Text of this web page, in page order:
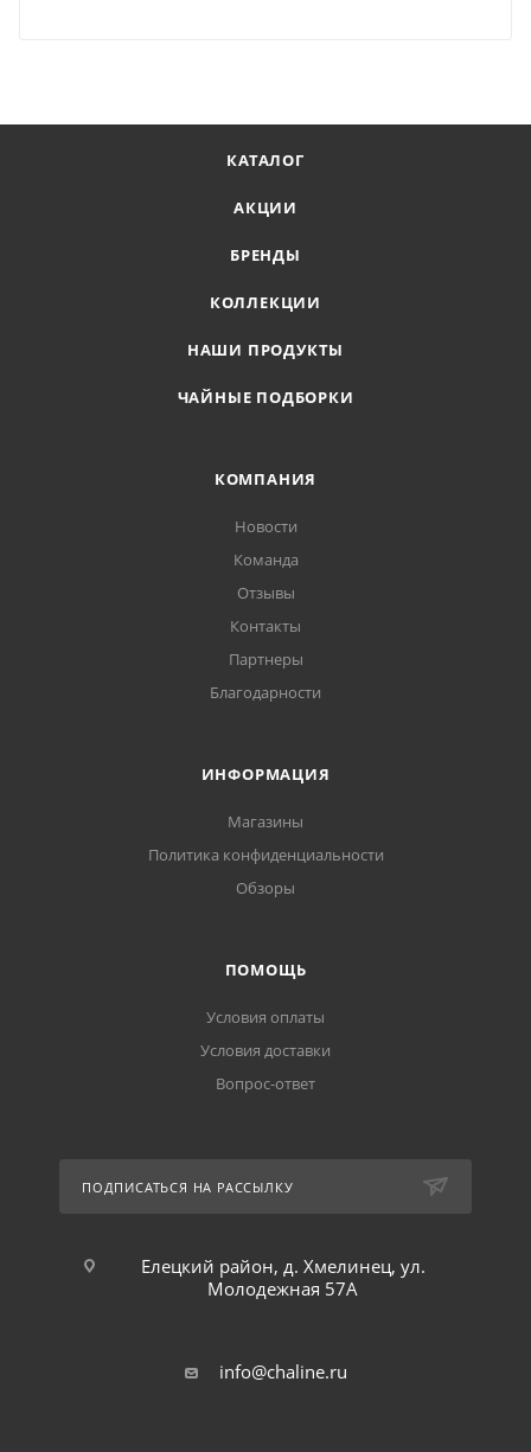
КАТАЛОГ
АКЦИИ
БРЕНДЫ
КОЛЛЕКЦИИ
НАШИ ПРОДУКТЫ
ЧАЙНЫЕ ПОДБОРКИ
КОМПАНИЯ
Новости
Команда
Отзывы
Контакты
Партнеры
Благодарности
ИНФОРМАЦИЯ
Магазины
Политика конфиденциальности
Обзоры
ПОМОЩЬ
Условия оплаты
Условия доставки
Вопрос-ответ
ПОДПИСАТЬСЯ НА РАССЫЛКУ
Елецкий район, д. Хмелинец, ул.
Молодежная 57А
info@chaline.ru